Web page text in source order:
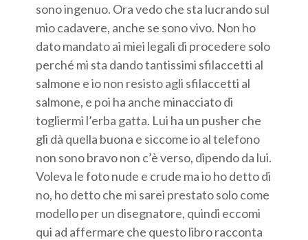
sono ingenuo. Ora vedo che sta lucrando sul
mio cadavere, anche se sono vivo. Non ho
dato mandato ai miei legali di procedere solo
perché mi sta dando tantissimi sfilaccetti al
salmone e io non resisto agli sfilaccetti al
salmone, e poi ha anche minacciato di
togliermi l’erba gatta. Lui ha un pusher che
gli dà quella buona e siccome io al telefono
non sono bravo non c’è verso, dipendo da lui.
Voleva le foto nude e crude ma io ho detto di
no, ho detto che mi sarei prestato solo come
modello per un disegnatore, quindi eccomi
qui ad affermare che questo libro racconta